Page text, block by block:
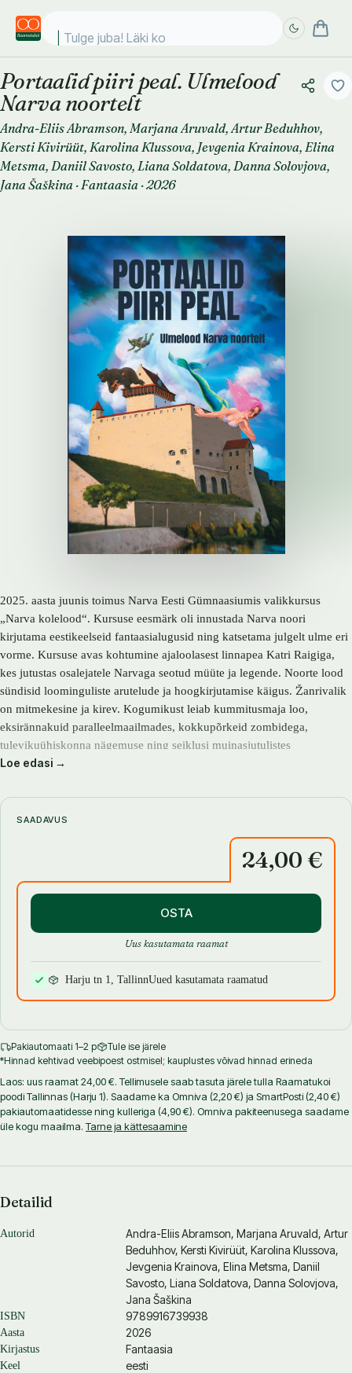
Tulge juba! Läki kooli!
Portaalid piiri peal. Ulmelood
Narva noortelt
Andra-Eliis Abramson, Marjana Aruvald,Artur Beduhhov,
Kersti Kivirüüt, Karolina Klussova, Jevgenia Krainova, Elina
Metsma, Daniil Savosto, Liana Soldatova, Danna Solovjova,
Jana Šaškina ·Fantaasia ·2026
2025. aasta juunis toimus Narva Eesti Gümnaasiumis valikkursus
„Narva kolelood“. Kursuse eesmärk oli innustada Narva noori
kirjutama eestikeelseid fantaasialugusid ning katsetama julgelt ulme eri
vorme. Kursuse avas kohtumine ajaloolasest linnapea Katri Raigiga,
kes jutustas osalejatele Narvaga seotud müüte ja legende. Noorte lood
sündisid loominguliste arutelude ja hoogkirjutamise käigus. Žanrivalik
on mitmekesine ja kirev. Kogumikust leiab kummitusmaja loo,
eksirännakuid paralleelmaailmades, kokkupõrkeid zombidega,
tulevikuühiskonna nägemuse ning seiklusi muinasjutulistes
fantaasiamaailmades. Et olla loomepiinades noortega solidaarne,
andis Katri Raigi jutustatud lugu ühest Narva mehest, kes kasutas oma
naise surnukeha silmupüügil söödana.
Loe edasi →
SAADAVUS
24,00 €
OSTA
Uus kasutamata raamat
Harju tn 1, TallinnUued kasutamata raamatud
Pakiautomaati 1–2 p
Tule ise järele
*Hinnad kehtivad veebipoest ostmisel; kauplustes võivad hinnad erineda
Laos: uus raamat 24,00 €. Tellimusele saab tasuta järele tulla Raamatukoi
poodi Tallinnas (Harju 1). Saadame ka Omniva (2,20 €) ja SmartPosti (2,40 €)
pakiautomaatidesse ning kulleriga (4,90 €). Omniva pakiteenusega saadame
üle kogu maailma. Tarne ja kättesaamine
Detailid
Autorid Andra-Eliis Abramson, Marjana Aruvald, Artur
Beduhhov, Kersti Kivirüüt, Karolina Klussova,
Jevgenia Krainova, Elina Metsma, Daniil
Savosto, Liana Soldatova, Danna Solovjova,
Jana Šaškina
ISBN 9789916739938
Aasta 2026
Kirjastus Fantaasia
Keel eesti
Täpsem
Täpsem